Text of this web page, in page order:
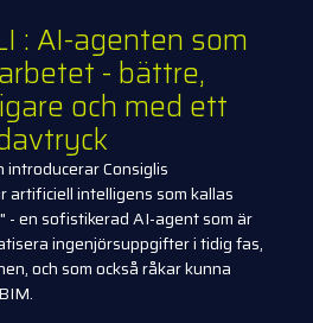
: AI-agenten som
- bättre,
och med ett
introducerar Consiglis
intelligens som kallas
- en sofistikerad AI-agent som är
ingenjörsuppgifter i tidig fas,
och som också råkar kunna